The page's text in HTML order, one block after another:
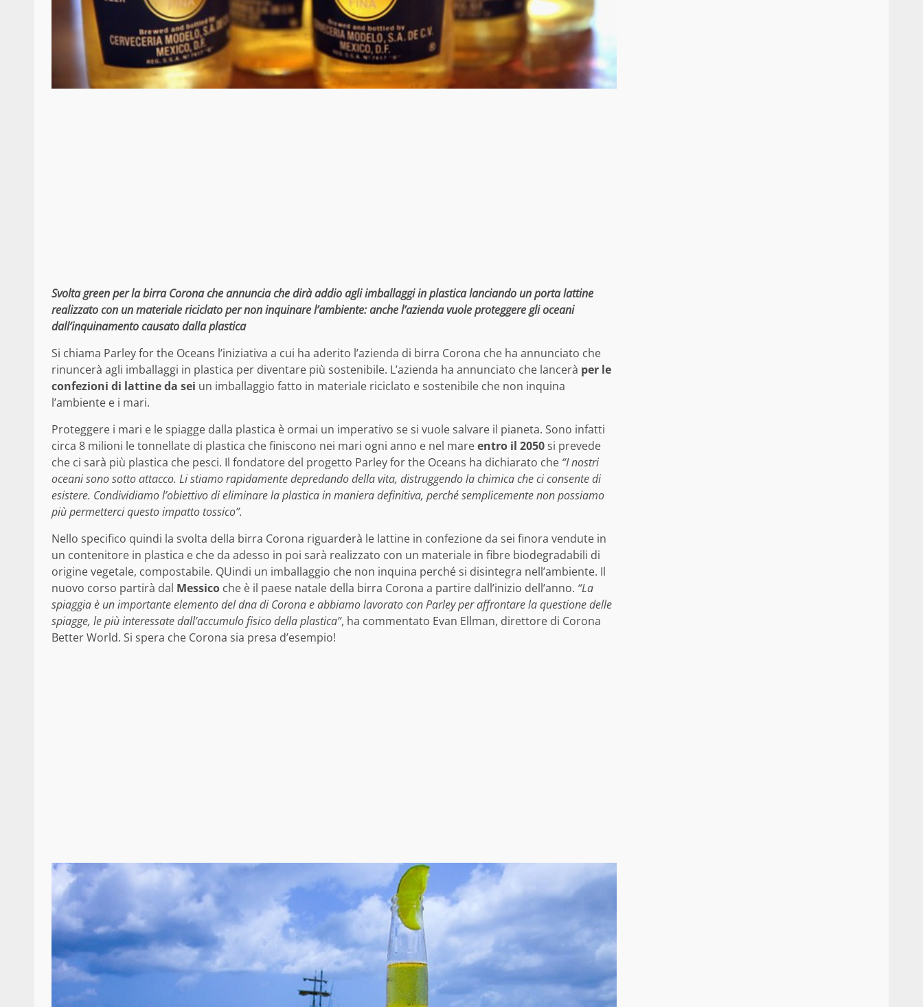
Svolta green per la birra Corona che annuncia che dirà addio agli imballaggi in plastica lanciando un porta lattine
realizzato con un materiale riciclato per non inquinare l’ambiente: anche l’azienda vuole proteggere gli oceani
dall’inquinamento causato dalla plastica
Si chiama Parley for the Oceans l’iniziativa a cui ha aderito l’azienda di birra Corona che ha annunciato che
rinuncerà agli imballaggi in plastica per diventare più sostenibile. L’azienda ha annunciato che lancerà per le
confezioni di lattine da sei un imballaggio fatto in materiale riciclato e sostenibile che non inquina
l’ambiente e i mari.
Proteggere i mari e le spiagge dalla plastica è ormai un imperativo se si vuole salvare il pianeta. Sono infatti
circa 8 milioni le tonnellate di plastica che finiscono nei mari ogni anno e nel mareentro il 2050si prevede
che ci sarà più plastica che pesci. Il fondatore del progetto Parley for the Oceans ha dichiarato che “I nostri
oceani sono sotto attacco. Li stiamo rapidamente depredando della vita, distruggendo la chimica che ci consente di
esistere. Condividiamo l’obiettivo di eliminare la plastica in maniera definitiva, perché semplicemente non possiamo
più permetterci questo impatto tossico”.
Nello specifico quindi la svolta della birra Corona riguarderà le lattine in confezione da sei finora vendute in
un contenitore in plastica e che da adesso in poi sarà realizzato con un materiale in fibre biodegradabili di
origine vegetale, compostabile. QUindi un imballaggio che non inquina perché si disintegra nell’ambiente. Il
nuovo corso partirà dal Messico che è il paese natale della birra Corona a partire dall’inizio dell’anno. “La
spiaggia è un importante elemento del dna di Corona e abbiamo lavorato con Parley per affrontare la questione delle
spiagge, le più interessate dall’accumulo fisico della plastica”, ha commentato Evan Ellman, direttore di Corona
Better World. Si spera che Corona sia presa d’esempio!